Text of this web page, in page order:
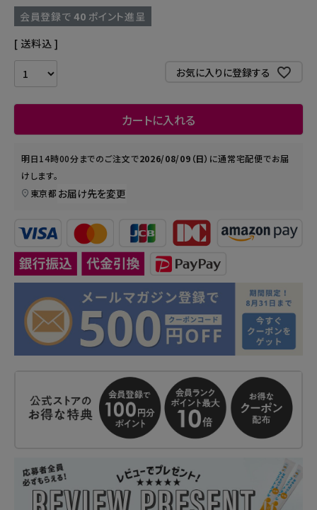
会員登録で 40 ポイント進呈
送料込
お気に入りに登録する
カートに入れる
明日14時00分までのご注文で2026/08/09（日） に通常宅配便でお届
けします。
東京都 お届け先を変更